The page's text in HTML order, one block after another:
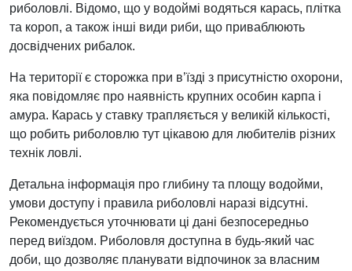
риболовлі. Відомо, що у водоймі водяться карась, плітка
та короп, а також інші види риби, що приваблюють
досвідчених рибалок.
На території є сторожка при в’їзді з присутністю охорони,
яка повідомляє про наявність крупних особин карпа і
амура. Карась у ставку трапляється у великій кількості,
що робить риболовлю тут цікавою для любителів різних
технік ловлі.
Детальна інформація про глибину та площу водойми,
умови доступу і правила риболовлі наразі відсутні.
Рекомендується уточнювати ці дані безпосередньо
перед виїздом. Риболовля доступна в будь-який час
доби, що дозволяє планувати відпочинок за власним